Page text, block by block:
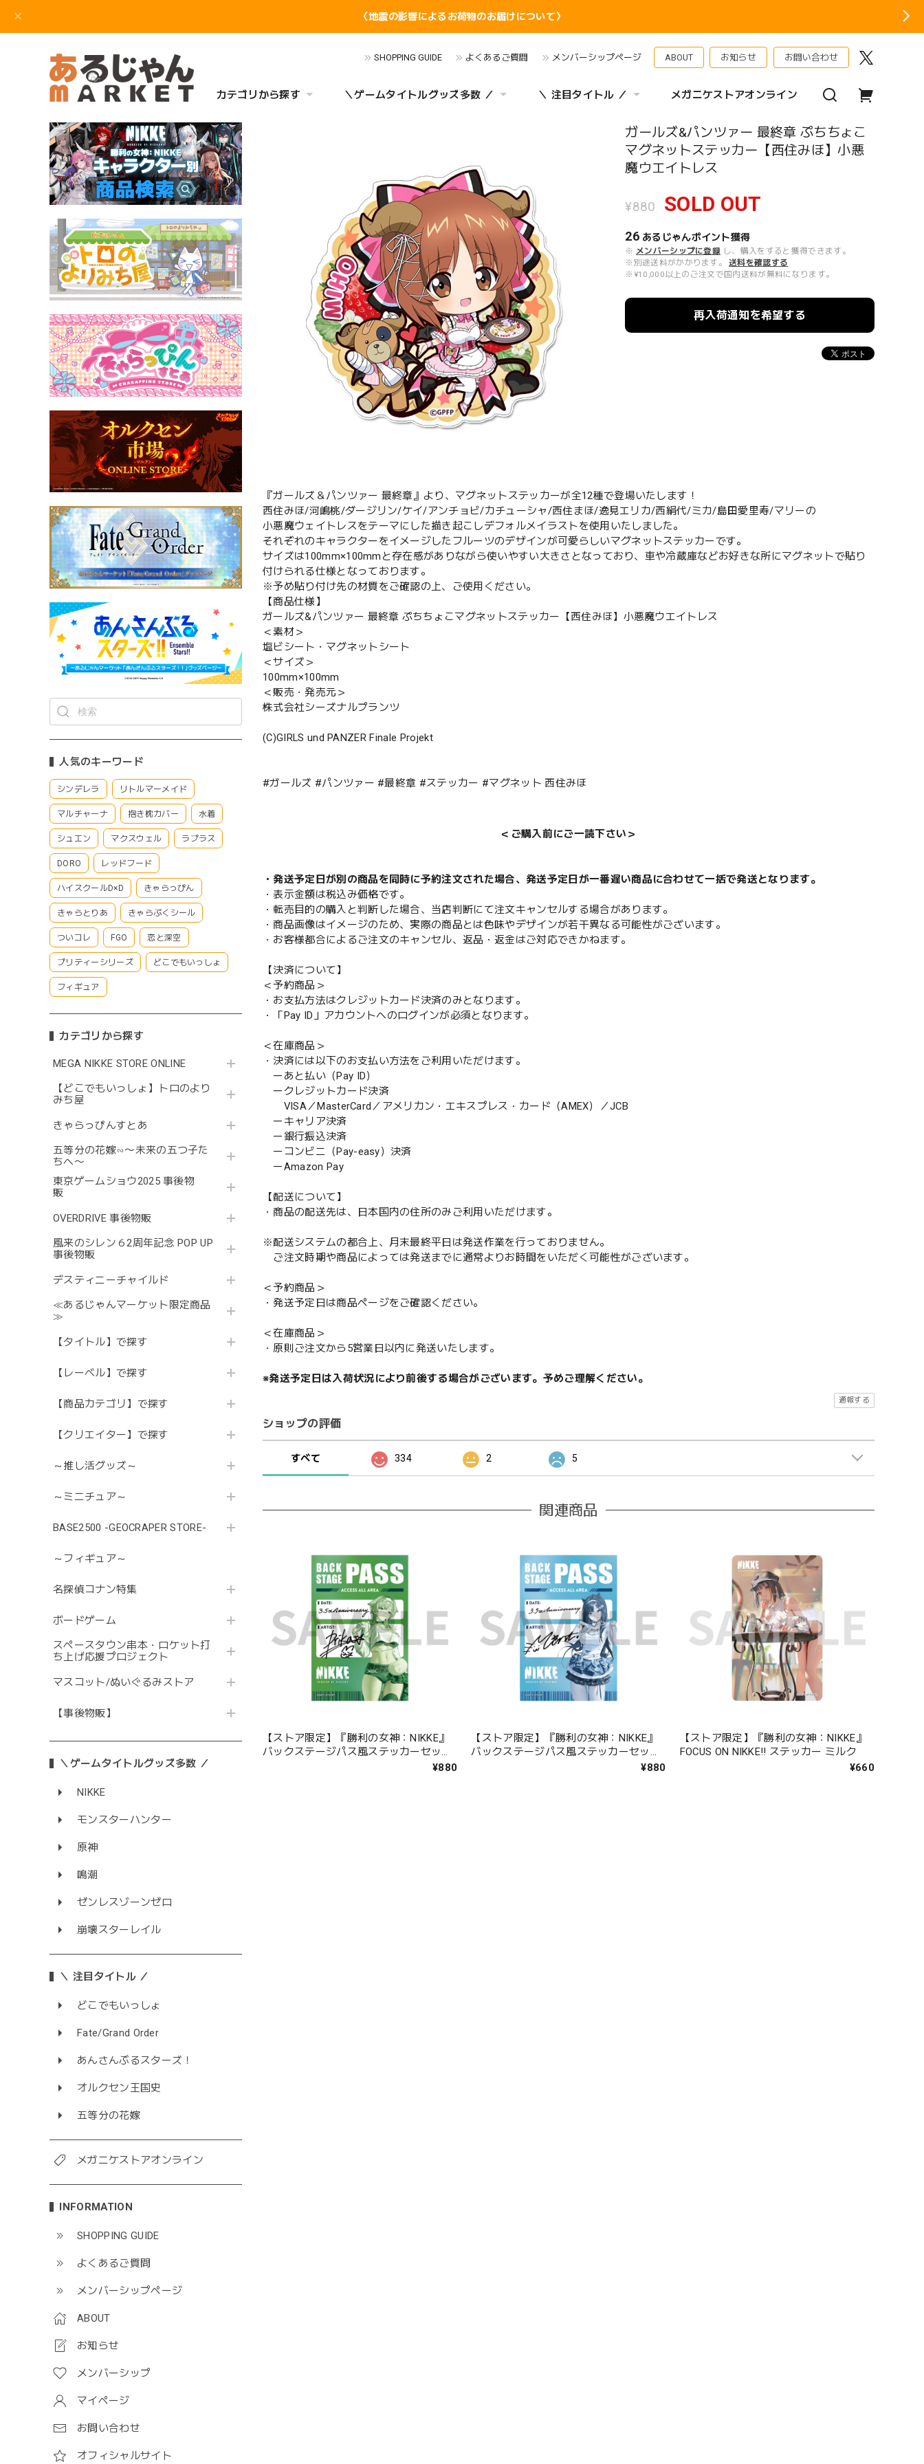
〈地震の影響によるお荷物のお届けについて〉
SHOPPING GUIDE よくあるご質問 メンバーシップページ ABOUT お知らせ お問い合わせ
カテゴリから探す ＼ゲームタイトルグッズ多数 ／ ＼ 注目タイトル ／ メガニケストアオンライン
人気のキーワード
シンデレラ リトルマーメイド
マルチャーナ 抱き枕カバー 水着
シュエン マクスウェル ラプラス
DORO レッドフード
ハイスクールD×D きゃらっぴん
きゃらとりあ きゃらぷくシール
ついコレ FGO 恋と深空
プリティーシリーズ どこでもいっしょ
フィギュア
カテゴリから探す
MEGA NIKKE STORE ONLINE
【どこでもいっしょ】トロのより
みち屋
きゃらっぴんすとあ
五等分の花嫁∽〜未来の五つ子た
ちへ〜
東京ゲームショウ2025 事後物
販
OVERDRIVE 事後物販
風来のシレン６2周年記念 POP UP
事後物販
デスティニーチャイルド
≪あるじゃんマーケット限定商品
≫
【タイトル】で探す
【レーベル】で探す
【商品カテゴリ】で探す
【クリエイター】で探す
～推し活グッズ～
～ミニチュア～
BASE2500 -GEOCRAPER STORE-
～フィギュア～
名探偵コナン特集
ボードゲーム
スペースタウン串本・ロケット打
ち上げ応援プロジェクト
マスコット/ぬいぐるみストア
【事後物販】
＼ゲームタイトルグッズ多数 ／
NIKKE
モンスターハンター
原神
鳴潮
ゼンレスゾーンゼロ
崩壊スターレイル
＼ 注目タイトル ／
どこでもいっしょ
Fate/Grand Order
あんさんぶるスターズ！
オルクセン王国史
五等分の花嫁
メガニケストアオンライン
INFORMATION
SHOPPING GUIDE
よくあるご質問
メンバーシップページ
ABOUT
お知らせ
メンバーシップ
マイページ
お問い合わせ
オフィシャルサイト
ガールズ&パンツァー 最終章 ぷちちょこ
マグネットステッカー【西住みほ】小悪
魔ウエイトレス
¥880 SOLD OUT
26 あるじゃんポイント獲得
※ メンバーシップに登録 し、購入をすると獲得できます。
※別途送料がかかります。
送料を確認する
※¥10,000以上のご注文で国内送料が無料になります。
再入荷通知を希望する
『ガールズ＆パンツァー 最終章』より、マグネットステッカーが全12種で登場いたします！
西住みほ/河嶋桃/ダージリン/ケイ/アンチョビ/カチューシャ/西住まほ/逸見エリカ/西絹代/ミカ/島田愛里寿/マリーの
小悪魔ウェイトレスをテーマにした描き起こしデフォルメイラストを使用いたしました。
それぞれのキャラクターをイメージしたフルーツのデザインが可愛らしいマグネットステッカーです。
サイズは100mm×100mmと存在感がありながら使いやすい大きさとなっており、車や冷蔵庫などお好きな所にマグネットで貼り
付けられる仕様となっております。
※予め貼り付け先の材質をご確認の上、ご使用ください。
【商品仕様】
ガールズ&パンツァー 最終章 ぷちちょこマグネットステッカー【西住みほ】小悪魔ウエイトレス
＜素材＞
塩ビシート・マグネットシート
＜サイズ＞
100mm×100mm
＜販売・発売元＞
株式会社シーズナルプランツ
(C)GIRLS und PANZER Finale Projekt
#ガールズ #パンツァー #最終章 #ステッカー #マグネット 西住みほ
＜ご購入前にご一読下さい＞
・発送予定日が別の商品を同時に予約注文された場合、発送予定日が一番遅い商品に合わせて一括で発送となります。
・表示金額は税込み価格です。
・転売目的の購入と判断した場合、当店判断にて注文キャンセルする場合があります。
・商品画像はイメージのため、実際の商品とは色味やデザインが若干異なる可能性がございます。
・お客様都合によるご注文のキャンセル、返品・返金はご対応できかねます。
【決済について】
＜予約商品＞
・お支払方法はクレジットカード決済のみとなります。
・「Pay ID」アカウントへのログインが必須となります。
＜在庫商品＞
・決済には以下のお支払い方法をご利用いただけます。
ーあと払い（Pay ID）
ークレジットカード決済
VISA／MasterCard／アメリカン・エキスプレス・カード（AMEX）／JCB
ーキャリア決済
ー銀行振込決済
ーコンビニ（Pay-easy）決済
ーAmazon Pay
【配送について】
・商品の配送先は、日本国内の住所のみご利用いただけます。
※配送システムの都合上、月末最終平日は発送作業を行っておりません。
ご注文時期や商品によっては発送までに通常よりお時間をいただく可能性がございます。
＜予約商品＞
・発送予定日は商品ページをご確認ください。
＜在庫商品＞
・原則ご注文から5営業日以内に発送いたします。
※発送予定日は入荷状況により前後する場合がございます。予めご理解ください。
通報する
ショップの評価
すべて 334 2 5
関連商品
【ストア限定】『勝利の女神：NIKKE』
バックステージパス風ステッカーセット
¥880
【ストア限定】『勝利の女神：NIKKE』
バックステージパス風ステッカーセット
¥880
【ストア限定】『勝利の女神：NIKKE』
FOCUS ON NIKKE!! ステッカー ミルク
¥660